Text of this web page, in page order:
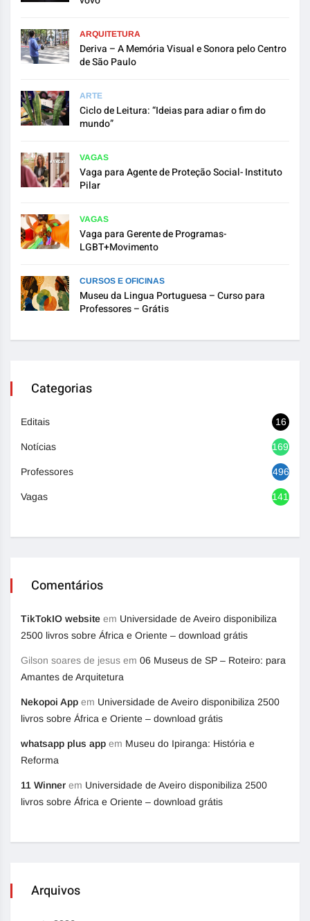
ARQUITETURA
Deriva – A Memória Visual e Sonora pelo Centro
de São Paulo
ARTE
Ciclo de Leitura: “Ideias para adiar o fim do
mundo”
VAGAS
Vaga para Agente de Proteção Social- Instituto
Pilar
VAGAS
Vaga para Gerente de Programas-
LGBT+Movimento
CURSOS E OFICINAS
Museu da Lingua Portuguesa – Curso para
Professores – Grátis
Categorias
Editais 16
Notícias 1692
Professores 496
Vagas 1416
Comentários
TikTokIO website em Universidade de Aveiro disponibiliza
2500 livros sobre África e Oriente – download grátis
Gilson soares de jesus em 06 Museus de SP – Roteiro: para
Amantes de Arquitetura
Nekopoi App em Universidade de Aveiro disponibiliza 2500
livros sobre África e Oriente – download grátis
whatsapp plus app em Museu do Ipiranga: História e
Reforma
11 Winner em Universidade de Aveiro disponibiliza 2500
livros sobre África e Oriente – download grátis
Arquivos